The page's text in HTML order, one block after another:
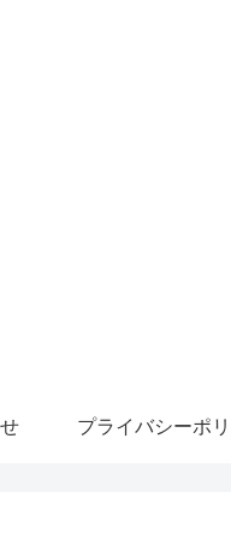
プライバシーポ